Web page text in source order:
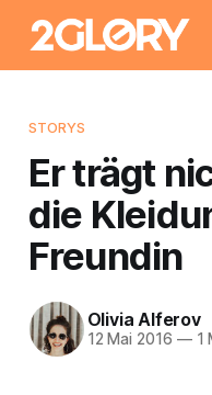
STORYS
Er trägt
die
Freundin
Olivia Alferov
12 Mai 2016 —1